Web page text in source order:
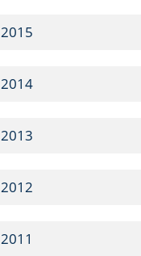
2015
2014
2013
2012
2011